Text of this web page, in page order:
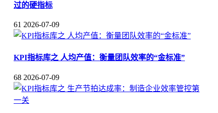
过的硬指标
61 2026-07-09
KPI指标库之 人均产值：衡量团队效率的“金标准”
68 2026-07-09